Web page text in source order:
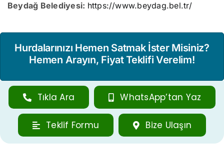
Beydağ Belediyesi: https://www.beydag.bel.tr/
Hurdalarınızı Hemen Satmak İster Misiniz?
Hemen Arayın, Fiyat Teklifi Verelim!
Tıkla Ara WhatsApp’tan Yaz
Teklif Formu Bize Ulaşın